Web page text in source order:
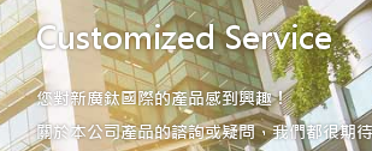
Customized Service
您對新廣鈦國際的產品感到興趣！
關於本公司產品的諮詢或疑問，我們都很期